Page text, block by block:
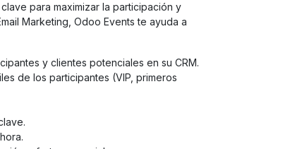
para maximizar la participación y
Marketing, Odoo Events te ayuda a
y clientes potenciales en su CRM.
de los participantes (VIP, primeros